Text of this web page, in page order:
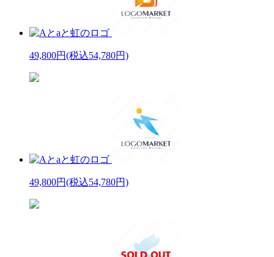
49,800円(税込54,780円)
49,800円(税込54,780円)